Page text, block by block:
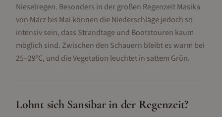
Nieselregen. Besonders in der großen Regenzeit Masika
von März bis Mai können die Niederschläge jedoch so
intensiv sein, dass Strandtage und Bootstouren kaum
möglich sind. Zwischen den Schauern bleibt es warm bei
25–29°C, und die Vegetation leuchtet in sattem Grün.
Lohnt sich Sansibarin der Regenzeit?